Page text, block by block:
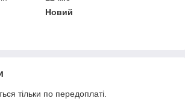
Новий
тільки по передоплаті.